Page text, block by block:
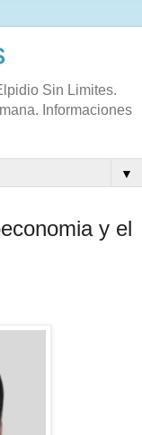
Sin Limites.
Informaciones
▼
y el